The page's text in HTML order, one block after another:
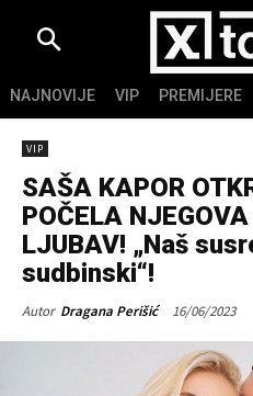
NAJNOVIJE VIP PREMIJERE
VIP
SAŠA KAPOR
POČELA
LJUBAV! „Naš
sudbinski“!
Autor Dragana Perišić 16/06/2023